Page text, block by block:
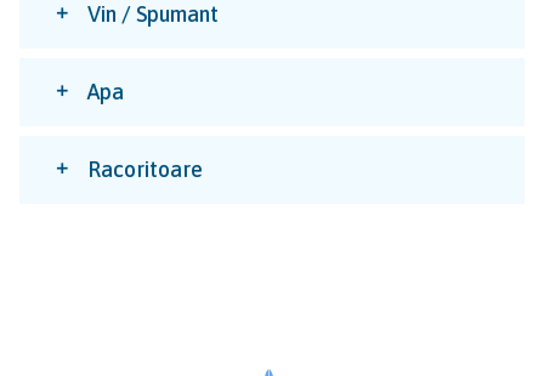
Vin / Spumant
Apa
Racoritoare